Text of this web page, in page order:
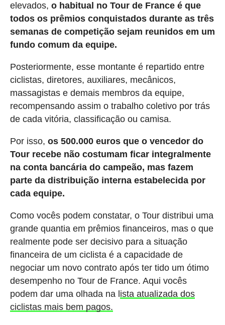
elevados, o habitual no Tour de France é que
todos os prêmios conquistados durante as três
semanas de competição sejam reunidos em um
fundo comum da equipe.
Posteriormente, esse montante é repartido entre
ciclistas, diretores, auxiliares, mecânicos,
massagistas e demais membros da equipe,
recompensando assim o trabalho coletivo por trás
de cada vitória, classificação ou camisa.
Por isso, os 500.000 euros que o vencedor do
Tour recebe não costumam ficar integralmente
na conta bancária do campeão, mas fazem
parte da distribuição interna estabelecida por
cada equipe.
Como vocês podem constatar, o Tour distribui uma
grande quantia em prêmios financeiros, mas o que
realmente pode ser decisivo para a situação
financeira de um ciclista é a capacidade de
negociar um novo contrato após ter tido um ótimo
desempenho no Tour de France. Aqui vocês
podem dar uma olhada na l ista atualizada dos
ciclistas mais bem pagos.